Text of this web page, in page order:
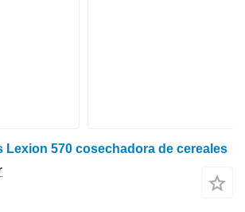
Lexion 570 cosechadora de cereales